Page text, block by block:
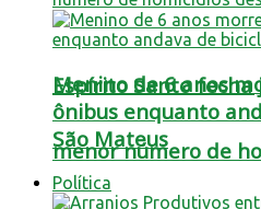
Espírito Santo fecha
menor número de
Menino de 6 anos
ônibus enquanto
São Mateus
Política